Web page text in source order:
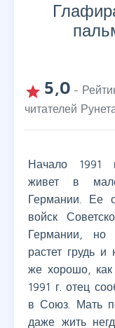
grade 5,0 -
читателей
Начало 1991
живет в
Германии. Ее
войск
Германии, но
растет грудь и
же хорошо,
1991 г. отец
в Союз. Мать
даже жить